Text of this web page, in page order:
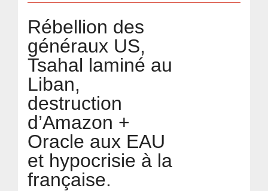
Rébellion des
généraux US,
Tsahal laminé au
Liban,
destruction
d’Amazon +
Oracle aux EAU
et hypocrisie à la
française.